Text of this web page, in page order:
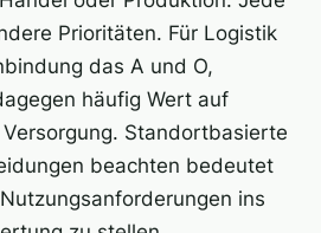
Prioritäten. Für Logistik
das A und O,
häufig Wert auf
Standortbasierte
beachten bedeutet
ins